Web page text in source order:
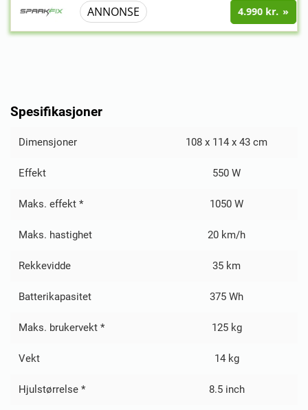
ANNONSE 4.990 kr.
Spesifikasjoner
Dimensjoner 108 x 114 x 43 cm
Effekt 550 W
Maks. effekt * 1050 W
Maks. hastighet 20 km/h
Rekkevidde 35 km
Batterikapasitet 375 Wh
Maks. brukervekt * 125 kg
Vekt 14 kg
Hjulstørrelse * 8.5 inch